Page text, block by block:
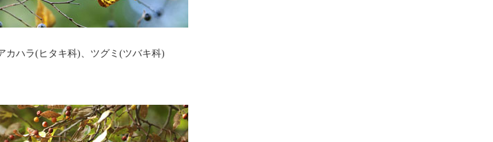
カハラ(ヒタキ科)、ツグミ(ツバキ科)